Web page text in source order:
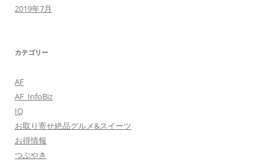
2019年7月
カテゴリー
AF
AF_InfoBiz
IQ
お取り寄せ絶品グルメ&スイーツ
お得情報
つぶやき